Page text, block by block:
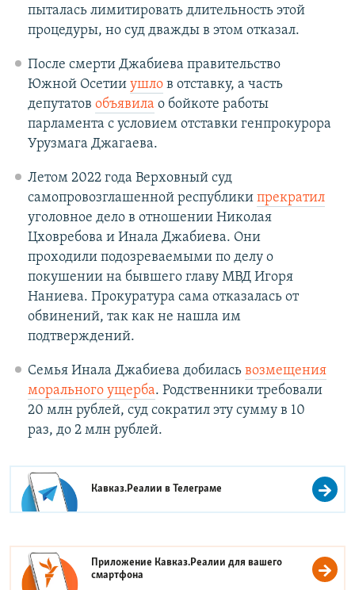
пыталась лимитировать длительность этой
процедуры, но суд дважды в этом отказал.
После смерти Джабиева правительство
Южной Осетии ушлов отставку, а часть
депутатов объявила о бойкоте работы
парламента с условием отставки генпрокурора
Урузмага Джагаева.
Летом 2022 года Верховный суд
самопровозглашенной республики прекратил
уголовное дело в отношении Николая
Цховребова и Инала Джабиева. Они
проходили подозреваемыми по делу о
покушении на бывшего главу МВД Игоря
Наниева. Прокуратура сама отказалась от
обвинений, так как не нашла им
подтверждений.
Семья Инала Джабиева добилась возмещения
морального ущерба. Родственники требовали
20 млн рублей, суд сократил эту сумму в 10
раз, до 2 млн рублей.
Кавказ.Реалии вТелеграме
Приложение Кавказ.Реалии для вашего
смартфона